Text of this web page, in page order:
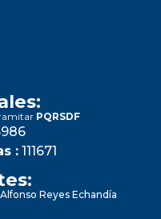
PQRSDF
: 111671
Reyes Echandía